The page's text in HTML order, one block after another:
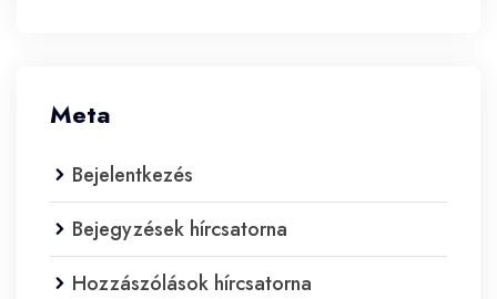
Meta
Bejelentkezés
Bejegyzések hírcsatorna
Hozzászólások hírcsatorna